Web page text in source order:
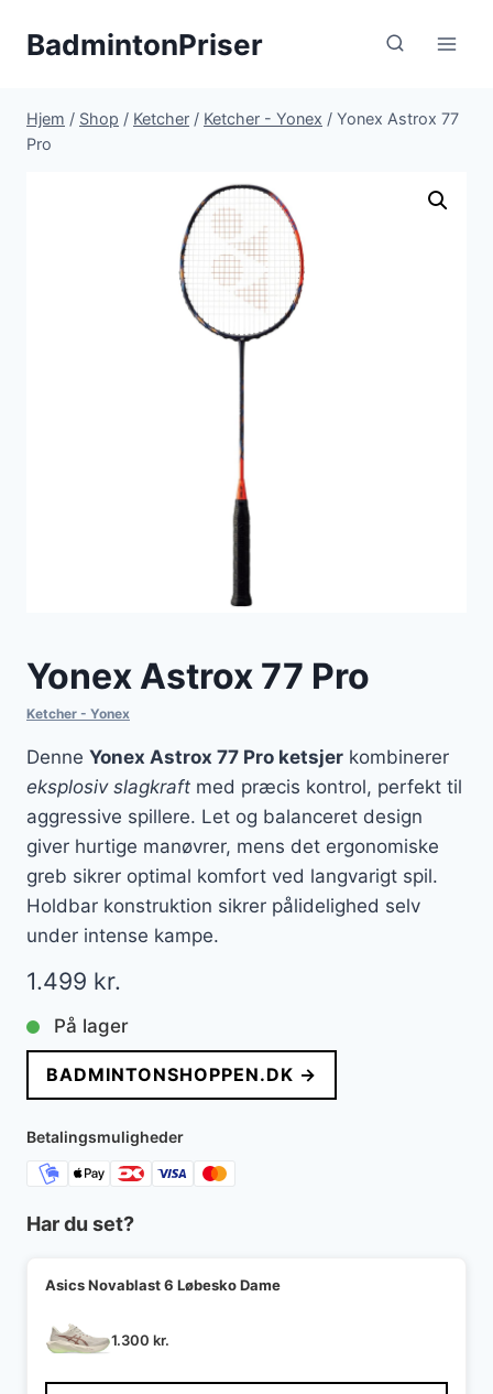
BadmintonPriser
Hjem / Shop / Ketcher / Ketcher - Yonex / Yonex Astrox 77
Pro
Yonex Astrox 77 Pro
Ketcher - Yonex
Denne Yonex Astrox 77 Pro ketsjer kombinerer
eksplosiv slagkraft med præcis kontrol, perfekt til
aggressive spillere. Let og balanceret design
giver hurtige manøvrer, mens det ergonomiske
greb sikrer optimal komfort ved langvarigt spil.
Holdbar konstruktion sikrer pålidelighed selv
under intense kampe.
1.499 kr.
På lager
BADMINTONSHOPPEN.DK →
Betalingsmuligheder
Har du set?
Asics Novablast 6 Løbesko Dame
1.300 kr.